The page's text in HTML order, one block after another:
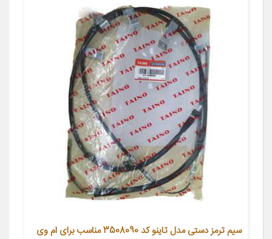
سیم ترمز دستی مدل تاینو کد 3508090 مناسب برای ام وی